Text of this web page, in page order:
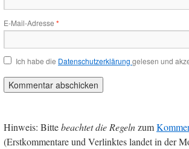
E-Mail-Adresse *
Ich habe die Datenschutzerklärung gelesen und
Hinweis: Bittebeachtet die Regelnzum
(Erstkommentare und Verlinktes landet in der